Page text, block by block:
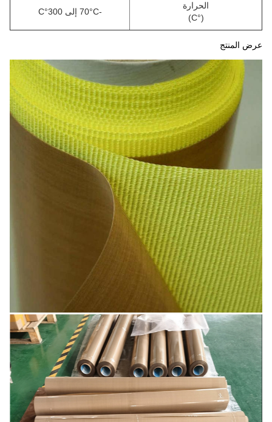
الحرارة
(°C)
-70°C إلى 300°C
عرض المنتج